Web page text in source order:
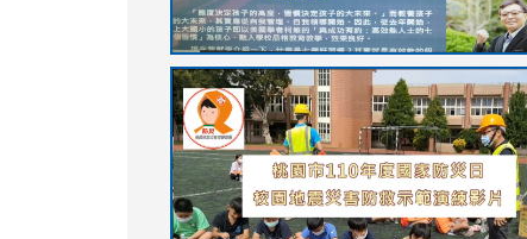
link
to
https://sites.google.com/stes.tyc.edu.tw/
link
to
https://drive.google.com/file/d/
usp=sharing
link
to
https://youtu.be/jJOMVWY3-
8M
link
to
https://drive.google.com/file/d/
usp=sharing